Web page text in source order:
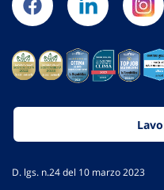
D. lgs. n.24 del 10 marzo 2023